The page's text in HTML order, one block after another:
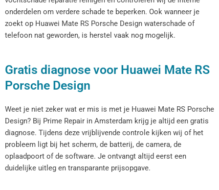
onderdelen om verdere schade te beperken. Ook wanneer je
zoekt op Huawei Mate RS Porsche Design waterschade of
telefoon nat geworden, is herstel vaak nog mogelijk.
Gratis diagnose voor Huawei Mate RS
Porsche Design
Weet je niet zeker wat er mis is met je Huawei Mate RS Porsche
Design? Bij Prime Repair in Amsterdam krijg je altijd een gratis
diagnose. Tijdens deze vrijblijvende controle kijken wij of het
probleem ligt bij het scherm, de batterij, de camera, de
oplaadpoort of de software. Je ontvangt altijd eerst een
duidelijke uitleg en transparante prijsopgave.